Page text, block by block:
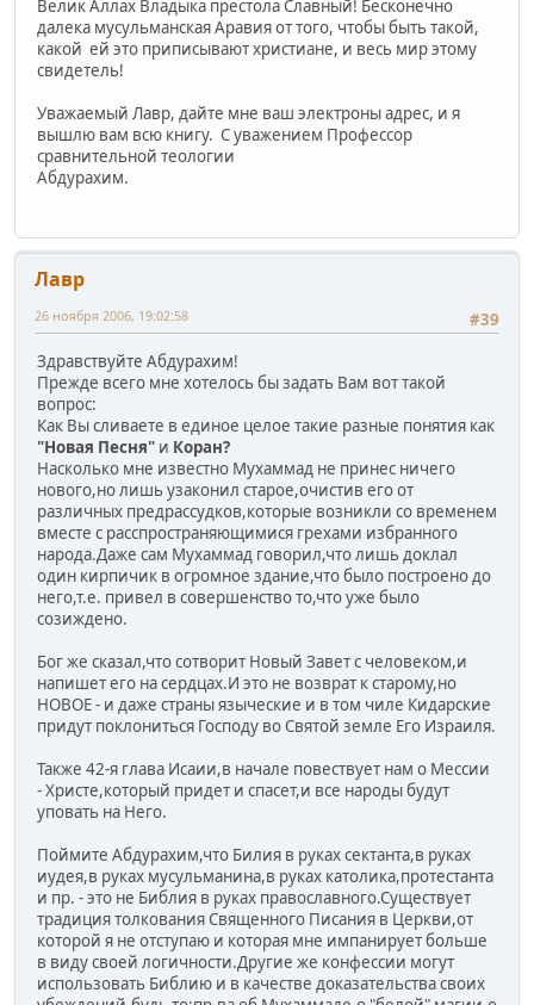
Велик Аллах Владыка престола Славный! Бесконечно
далека мусульманская Аравия от того, чтобы быть такой,
какой ей это приписывают христиане, и весь мир этому
свидетель!
Уважаемый Лавр, дайте мне ваш электроны адрес, и я
вышлю вам всю книгу. С уважением Профессор
сравнительной теологии
Абдурахим.
Лавр
#39
26 ноября 2006, 19:02:58
Здравствуйте Абдурахим!
Прежде всего мне хотелось бы задать Вам вот такой
вопрос:
Как Вы сливаете в единое целое такие разные понятия как
"Новая Песня" и Коран?
Насколько мне известно Мухаммад не принес ничего
нового,но лишь узаконил старое,очистив его от
различных предрассудков,которые возникли со временем
вместе с расспространяющимися грехами избранного
народа.Даже сам Мухаммад говорил,что лишь доклал
один кирпичик в огромное здание,что было построено до
него,т.е. привел в совершенство то,что уже было
созиждено.
Бог же сказал,что сотворит Новый Завет с человеком,и
напишет его на сердцах.И это не возврат к старому,но
НОВОЕ - и даже страны языческие и в том чиле Кидарские
придут поклониться Господу во Святой земле Его Израиля.
Также 42-я глава Исаии,в начале повествует нам о Мессии
- Христе,который придет и спасет,и все народы будут
уповать на Него.
Поймите Абдурахим,что Билия в руках сектанта,в руках
иудея,в руках мусульманина,в руках католика,протестанта
и пр. - это не Библия в руках православного.Существует
традиция толкования Священного Писания в Церкви,от
которой я не отступаю и которая мне импанирует больше
в виду своей логичности.Другие же конфессии могут
использовать Библию и в качестве доказательства своих